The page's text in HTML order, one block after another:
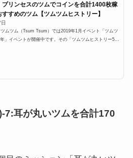
プリンセスのツムでコインを合計1400枚稼
すめのツム【ツムツムヒストリー】
ムツム（Tsum Tsum）では2019年1月イベント「ツムツ
」イベントが開催中です。その「ツムツムヒストリー5周
7:耳が丸いツムを合計170